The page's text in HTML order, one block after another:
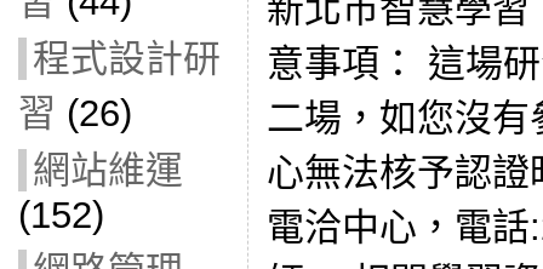
程式設計研
習 (26)
網站維運
(152)
新北市智慧學
意事項： 這場
二場，如您沒
心無法核予認
電洽中心，電